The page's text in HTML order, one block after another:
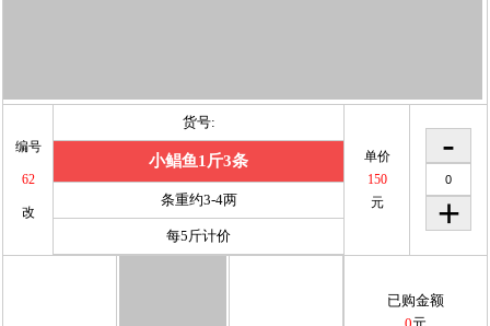
编号
62
改
货号:
小鲳鱼1斤3条
条重约3-4两
每5斤计价
单价
150
元
已购金额
0元